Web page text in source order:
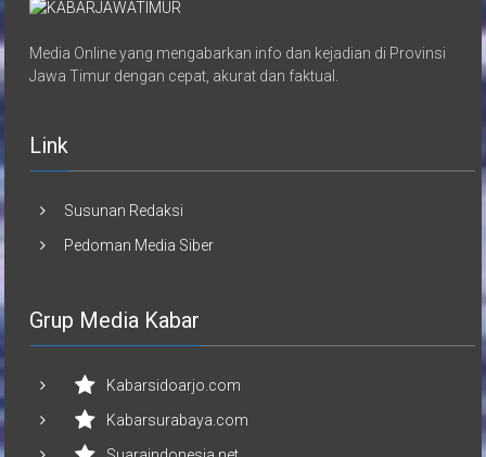
Media Online yang mengabarkan info dan kejadian di Provinsi
Jawa Timur dengan cepat, akurat dan faktual.
Link
Susunan Redaksi
Pedoman Media Siber
Grup Media Kabar
Kabarsidoarjo.com
Kabarsurabaya.com